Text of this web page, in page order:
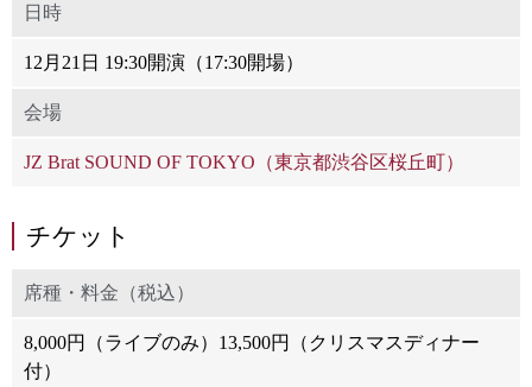
日時
12月21日 19:30開演（17:30開場）
会場
JZ Brat SOUND OF TOKYO（東京都渋谷区桜丘町）
チケット
席種・料金（税込）
8,000円（ライブのみ）13,500円（クリスマスディナー
付）